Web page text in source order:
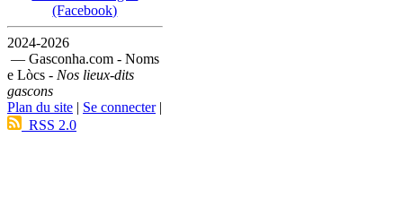
(Facebook)
2024-2026
— Gasconha.com - Noms
e Lòcs - Nos lieux-dits
gascons
Plan du site | Se connecter|
RSS 2.0